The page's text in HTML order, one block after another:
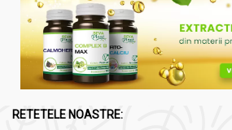
RETETELE NOASTRE: